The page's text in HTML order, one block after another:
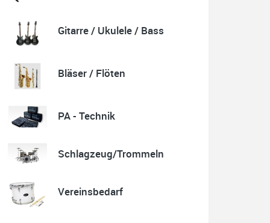
Korrespondenz, Kommunikation und Verkauf top.
Abholung der Ware reibungslos.
Sehr zu empfehlen....
auch nah!
Gitarre / Ukulele / Bass
Bläser / Flöten
PA - Technik
Schlagzeug/Trommeln
Vereinsbedarf